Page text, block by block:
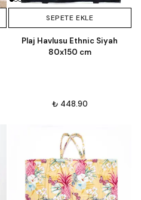
SEPETE EKLE
Plaj Havlusu Ethnic Siyah
80x150 cm
₺ 448.90